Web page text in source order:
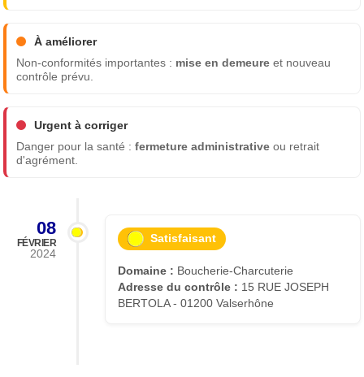
À améliorer
Non-conformités importantes : mise en demeure et nouveau
contrôle prévu.
Urgent à corriger
Danger pour la santé :fermeture administrative ou retrait
d'agrément.
08
FÉVRIER
2024
Satisfaisant
Domaine : Boucherie-Charcuterie
Adresse du contrôle : 15 RUE JOSEPH
BERTOLA - 01200 Valserhône